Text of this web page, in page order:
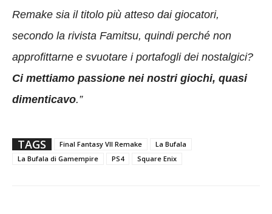
Remake sia il titolo più atteso dai giocatori,
secondo la rivista Famitsu, quindi perché non
approfittarne e svuotare i portafogli dei nostalgici?
Ci mettiamo passione nei nostri giochi, quasi
dimenticavo.”
TAGS Final Fantasy VII Remake
La Bufala
La Bufala di Gamempire
PS4 Square Enix